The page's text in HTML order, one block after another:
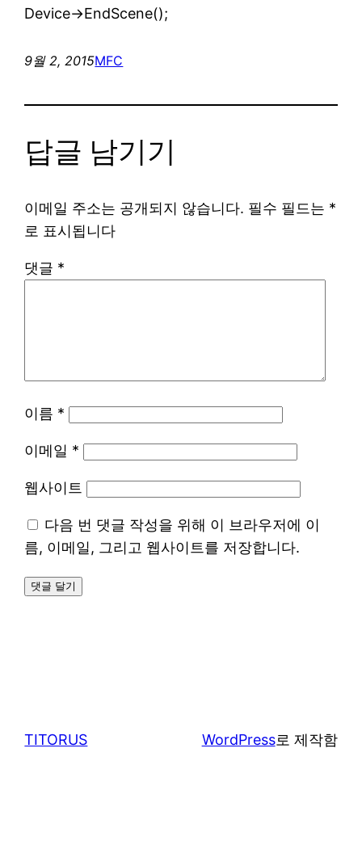
Device->EndScene();
9월 2, 2015MFC
답글 남기기
이메일 주소는 공개되지 않습니다. 필수 필드는 *
로 표시됩니다
댓글 *
이름 *
이메일 *
웹사이트
다음 번 댓글 작성을 위해 이 브라우저에 이
름, 이메일, 그리고 웹사이트를 저장합니다.
TITORUS WordPress로 제작함